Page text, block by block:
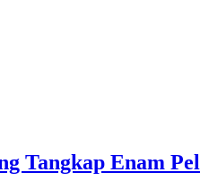
Tangkap Enam